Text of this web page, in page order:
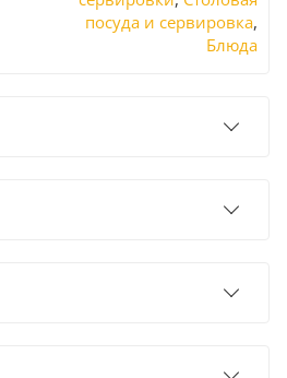
посуда и сервировка,
Блюда